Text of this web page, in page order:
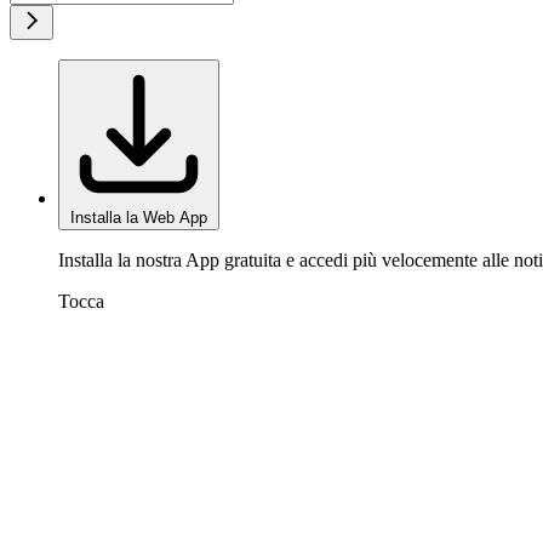
Installa la Web App
Installa la nostra App gratuita e accedi più velocemente alle
Tocca